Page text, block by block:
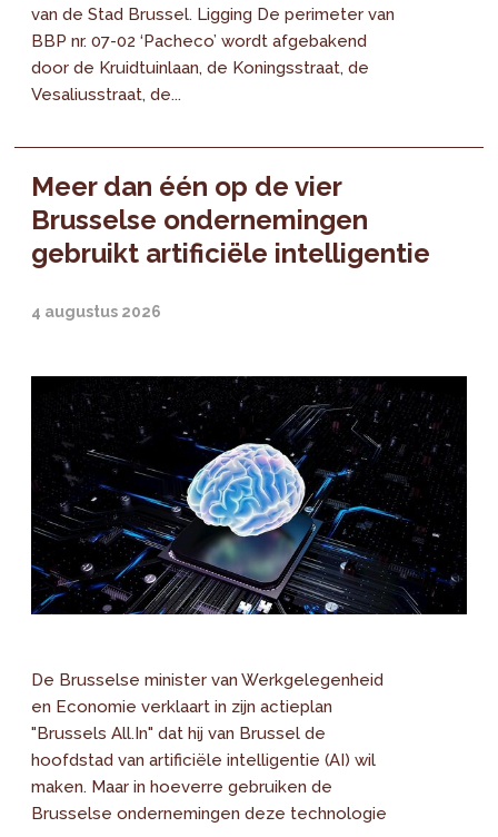
van de Stad Brussel. Ligging De perimeter van
BBP nr. 07-02 ‘Pacheco’ wordt afgebakend
door de Kruidtuinlaan, de Koningsstraat, de
Vesaliusstraat, de...
Meer dan één op de vier
Brusselse ondernemingen
gebruikt artificiële intelligentie
4 augustus 2026
De Brusselse minister van Werkgelegenheid
en Economie verklaart in zijn actieplan
"Brussels All.In" dat hij van Brussel de
hoofdstad van artificiële intelligentie (AI) wil
maken. Maar in hoeverre gebruiken de
Brusselse ondernemingen deze technologie